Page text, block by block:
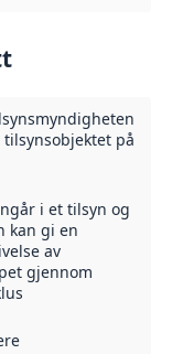
på
i et tilsyn og
kan gi en
av
gjennom